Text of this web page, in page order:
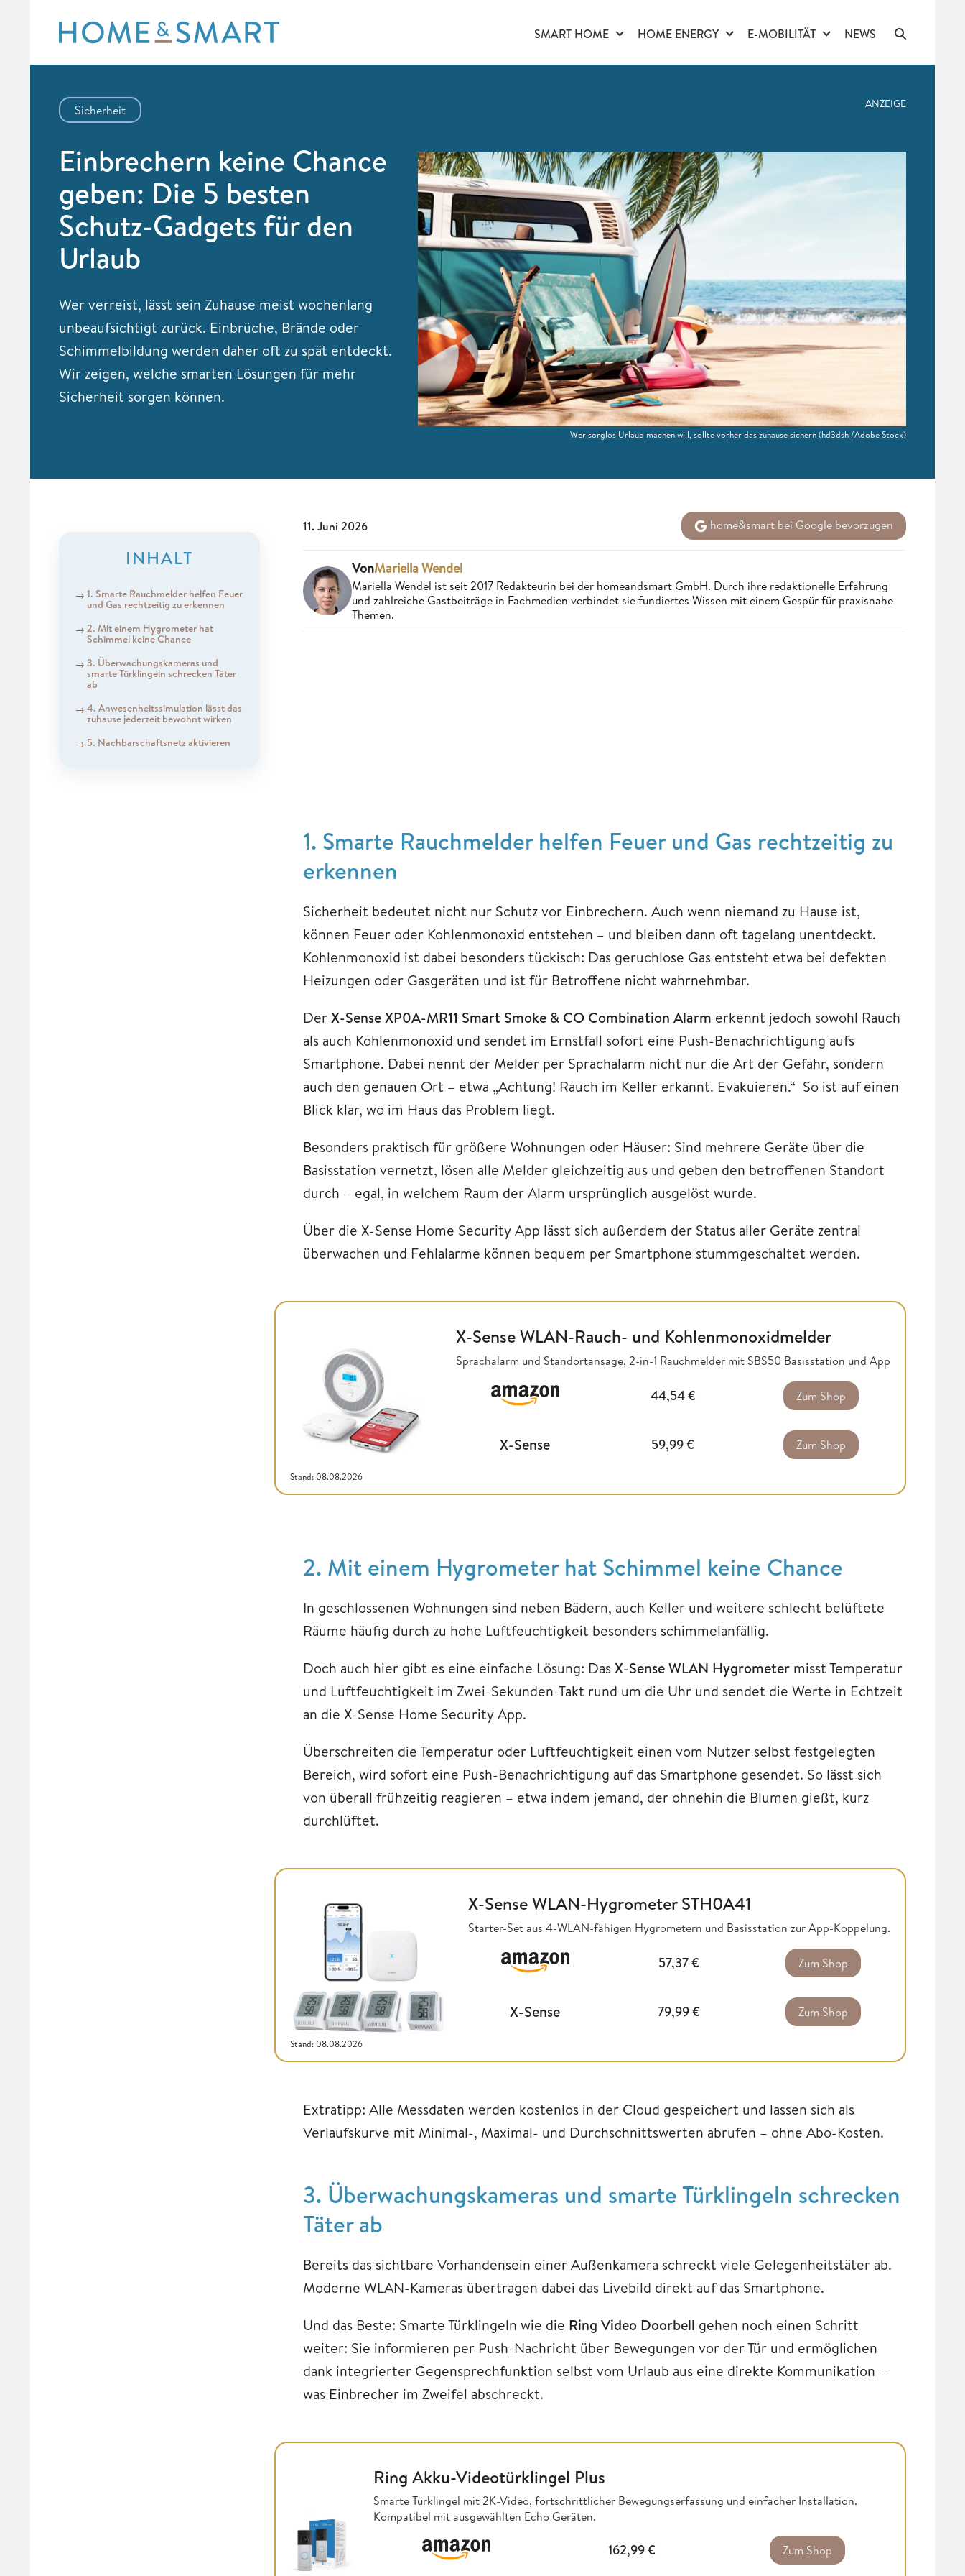
content
SMART HOME HOME ENERGY E-MOBILITÄT NEWS
Sicherheit ANZEIGE
Einbrechern keine Chance
geben: Die 5 besten
Schutz-Gadgets für den
Urlaub
Wer verreist, lässt sein Zuhause meist wochenlang
unbeaufsichtigt zurück. Einbrüche, Brände oder
Schimmelbildung werden daher oft zu spät entdeckt.
Wir zeigen, welche smarten Lösungen für mehr
Sicherheit sorgen können.
Wer sorglos Urlaub machen will, sollte vorher das zuhause sichern(hd3dsh /Adobe Stock)
INHALT
1. Smarte Rauchmelder helfen Feuer
und Gas rechtzeitig zu erkennen
2. Mit einem Hygrometer hat
Schimmel keine Chance
3. Überwachungskameras und
smarte Türklingeln schrecken Täter
ab
4. Anwesenheitssimulation lässt das
zuhause jederzeit bewohnt wirken
5. Nachbarschaftsnetz aktivieren
11. Juni 2026 home&smart bei Google bevorzugen
VonMariella Wendel
Mariella Wendel ist seit 2017 Redakteurin bei der homeandsmart GmbH. Durch ihre redaktionelle Erfahrung
und zahlreiche Gastbeiträge in Fachmedien verbindet sie fundiertes Wissen mit einem Gespür für praxisnahe
Themen.
1. Smarte Rauchmelder helfen Feuer und Gas rechtzeitig zu
erkennen
Sicherheit bedeutet nicht nur Schutz vor Einbrechern. Auch wenn niemand zu Hause ist,
können Feuer oder Kohlenmonoxid entstehen – und bleiben dann oft tagelang unentdeckt.
Kohlenmonoxid ist dabei besonders tückisch: Das geruchlose Gas entsteht etwa bei defekten
Heizungen oder Gasgeräten und ist für Betroffene nicht wahrnehmbar.
DerX-Sense XP0A-MR11 Smart Smoke & CO Combination Alarm erkennt jedoch sowohl Rauch
als auch Kohlenmonoxid und sendet im Ernstfall sofort eine Push-Benachrichtigung aufs
Smartphone. Dabei nennt der Melder per Sprachalarm nicht nur die Art der Gefahr, sondern
auch den genauen Ort – etwa „Achtung! Rauch im Keller erkannt. Evakuieren.“ So ist auf einen
Blick klar, wo im Haus das Problem liegt.
Besonders praktisch für größere Wohnungen oder Häuser: Sind mehrere Geräte über die
Basisstation vernetzt, lösen alle Melder gleichzeitig aus und geben den betroffenen Standort
durch – egal, in welchem Raum der Alarm ursprünglich ausgelöst wurde.
Über die X-Sense Home Security App lässt sich außerdem der Status aller Geräte zentral
überwachen und Fehlalarme können bequem per Smartphone stummgeschaltet werden.
Stand: 08.08.2026
X-Sense WLAN-Rauch- und Kohlenmonoxidmelder
Sprachalarm und Standortansage, 2-in-1 Rauchmelder mit SBS50 Basisstation und App
44,54€ Zum Shop
X-Sense 59,99€ Zum Shop
2. Mit einem Hygrometer hat Schimmel keine Chance
In geschlossenen Wohnungen sind neben Bädern, auch Keller und weitere schlecht belüftete
Räume häufig durch zu hohe Luftfeuchtigkeit besonders schimmelanfällig.
Doch auch hier gibt es eine einfache Lösung: DasX-Sense WLAN Hygrometer misst Temperatur
und Luftfeuchtigkeit im Zwei-Sekunden-Takt rund um die Uhr und sendet die Werte in Echtzeit
an die X-Sense Home Security App.
Überschreiten die Temperatur oder Luftfeuchtigkeit einen vom Nutzer selbst festgelegten
Bereich, wird sofort eine Push-Benachrichtigung auf das Smartphone gesendet. So lässt sich
von überall frühzeitig reagieren – etwa indem jemand, der ohnehin die Blumen gießt, kurz
durchlüftet.
Stand: 08.08.2026
X-Sense WLAN-Hygrometer STH0A41
Starter-Set aus 4-WLAN-fähigen Hygrometern und Basisstation zur App-Koppelung.
57,37€ Zum Shop
X-Sense 79,99€ Zum Shop
Extratipp: Alle Messdaten werden kostenlos in der Cloud gespeichert und lassen sich als
Verlaufskurve mit Minimal-, Maximal- und Durchschnittswerten abrufen – ohne Abo-Kosten.
3. Überwachungskameras und smarte Türklingeln schrecken
Täter ab
Bereits das sichtbare Vorhandensein einer Außenkamera schreckt viele Gelegenheitstäter ab.
Moderne WLAN-Kameras übertragen dabei das Livebild direkt auf das Smartphone.
Und das Beste: Smarte Türklingeln wie die Ring Video Doorbell gehen noch einen Schritt
weiter: Sie informieren per Push-Nachricht über Bewegungen vor der Tür und ermöglichen
dank integrierter Gegensprechfunktion selbst vom Urlaub aus eine direkte Kommunikation –
was Einbrecher im Zweifel abschreckt.
Ring Akku-Videotürklingel Plus
Smarte Türklingel mit 2K-Video, fortschrittlicher Bewegungserfassung und einfacher Installation.
Kompatibel mit ausgewählten Echo Geräten.
162,99€ Zum Shop